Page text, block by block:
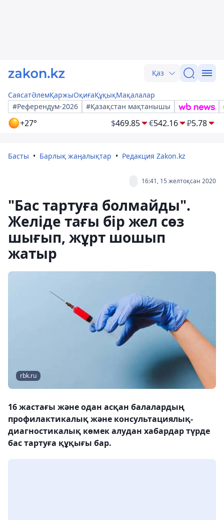
Қаз
СаясатӘлемҚаржыОқиғаҚұқықМақалалар
#Референдум-2026
#Қазақстан мақтанышы
+27° $469.85 €542.16 ₽5.78
Басты Барлық жаңалықтар Редакция Zakon.kz
16:41, 15 желтоқсан 2020
"Бас тартуға болмайды".
Желіде тағы бір жел сөз
шығып, жұрт шошып
жатыр
rbk.ru
16 жастағы және одан асқан балалардың
профилактикалық және консультациялық-
диагностикалық көмек алудан хабардар түрде
бас тартуға құқығы бар.